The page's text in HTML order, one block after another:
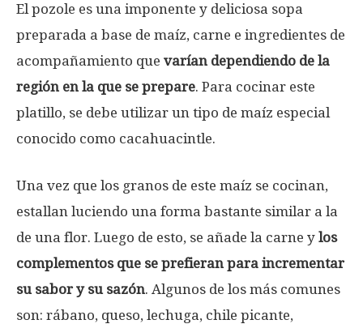
El pozole es una imponente y deliciosa sopa
preparada a base de maíz, carne e ingredientes de
acompañamiento que varían dependiendo de la
región en la que se prepare. Para cocinar este
platillo, se debe utilizar un tipo de maíz especial
conocido como cacahuacintle.
Una vez que los granos de este maíz se cocinan,
estallan luciendo una forma bastante similar a la
de una flor. Luego de esto, se añade la carne y los
complementos que se prefieran para incrementar
su sabor y su sazón. Algunos de los más comunes
son: rábano, queso, lechuga, chile picante,